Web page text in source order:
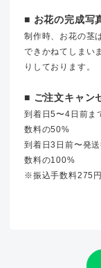
■ お花の完成写
制作時、お花の茎
できかねてしまい
りしております。
■ ご注文キャン
到着日5〜4日前ま
数料の50%
到着日3日前〜発
数料の100%
※振込手数料275円